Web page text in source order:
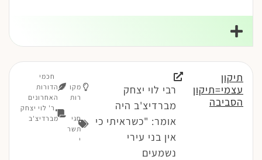
תיקון
עצמי=תיקון
הסביבה
רבי לוי יצחק
מברדיצ'ב היה
אומר: "כשראיתי כי
אין בני עירי
נשמעים
מקו
רות
חגי
תשר
י
חכמי
הדורות
האחרונים
ר' לוי יצחק
מברדיצ'ב